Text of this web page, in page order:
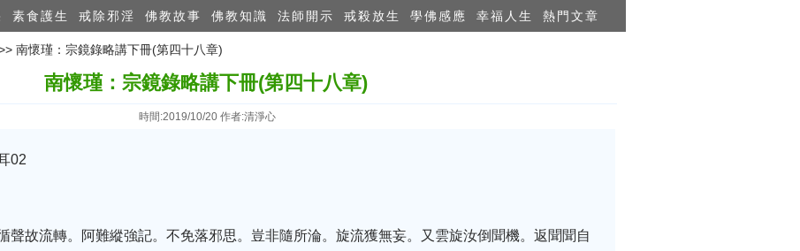
素食護生 戒除邪淫 佛教故事 佛教知識 法師開示 戒殺放生 學佛感應 幸福人生 熱門文章
南懷瑾：宗鏡錄略講下冊(第四十八章)
南懷瑾：宗鏡錄略講下冊(第四十八章)
時間:2019/10/20 作者:清淨心
02
聲故流轉。阿難縱強記。不免落邪思。豈非隨所淪。旋流獲無妄。又雲旋汝倒聞機。返聞聞自